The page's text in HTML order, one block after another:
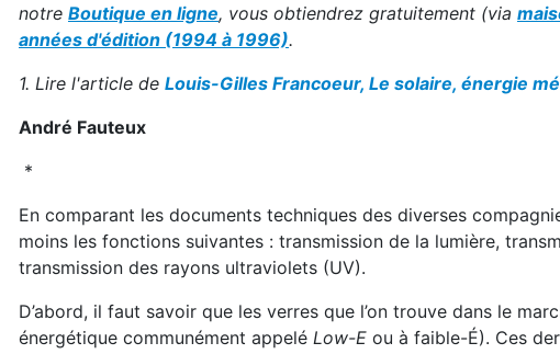
notre Boutique en ligne, vous obtiendrez gratuitement (via
années d'édition (1994 à 1996).
1. Lire l'article de Louis-Gilles Francoeur, Le solaire, énergie
André Fauteux
*
En comparant les documents techniques des diverses
moins les fonctions suivantes : transmission de la lumière,
transmission des rayons ultraviolets (UV).
D’abord, il faut savoir que les verres que l’on trouve dans le
énergétique communément appelé Low-E ou à faible-É). Ces